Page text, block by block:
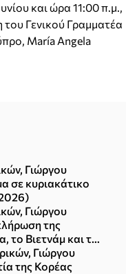
και ώρα 11:00 π.μ.,
Γενικού Γραμματέα
María Angela
Γιώργου
σε κυριακάτικο
Γιώργου
της
το Βιετνάμ και τη
21.07.2026)
Γιώργου
της Κορέας